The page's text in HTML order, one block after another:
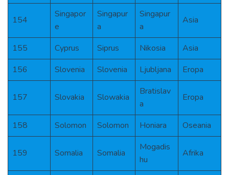
154
Singapor
e
Singapur
a
Singapur
a
Asia
155 Cyprus Siprus Nikosia
Asia
156
Slovenia Slovenia Ljubljana Eropa
157 Slovakia Slowakia
Bratislav
a
Eropa
158 Solomon Solomon Honiara Oseania
159 Somalia Somalia
Mogadis
hu
Afrika